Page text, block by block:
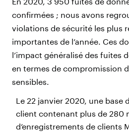
confirmées ; nous avons
violations de sécurité les plus
importantes de l’année. Ces
l’impact généralisé des fuites
en termes de compromission
sensibles.
Le 22 janvier 2020, une base
client contenant plus de 280
d’enregistrements de clients